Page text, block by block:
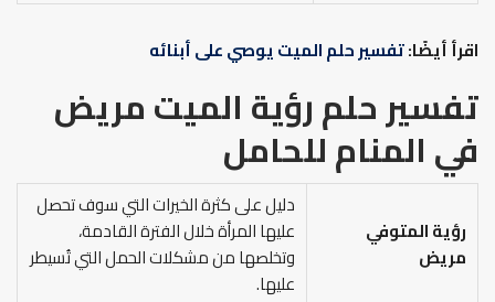
اقرأ أيضًا:تفسير حلم الميت يوصي على أبنائه
تفسير حلم رؤية الميت مريض
في المنامللحامل
رؤية المتوفي
مريض
دليل على كثرة الخيرات التي سوف تحصل
عليها المرأة خلال الفترة القادمة،
وتخلصها من مشكلات الحمل التي تُسيطر
عليها.